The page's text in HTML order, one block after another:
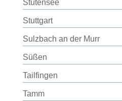
Stutensee
Stuttgart
Sulzbach an der Murr
Süßen
Tailfingen
Tamm